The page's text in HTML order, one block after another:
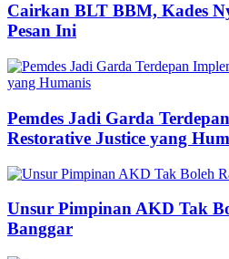
Cairkan BLT BBM, Kades
Pesan Ini
Pemdes Jadi Garda
Restorative Justice yang
Unsur Pimpinan AKD Tak
Banggar